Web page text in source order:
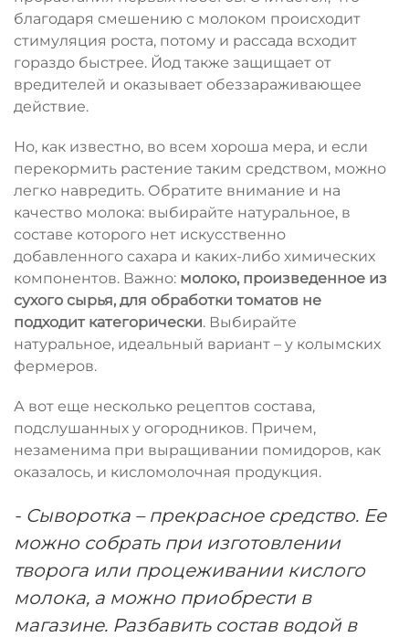
благодаря смешению с молоком происходит
стимуляция роста, потому и рассада всходит
гораздо быстрее. Йод также защищает от
вредителей и оказывает обеззараживающее
действие.
Но, как известно, во всем хороша мера, и если
перекормить растение таким средством, можно
легко навредить. Обратите внимание и на
качество молока: выбирайте натуральное, в
составе которого нет искусственно
добавленного сахара и каких-либо химических
компонентов. Важно: молоко, произведенное из
сухого сырья, для обработки томатов не
подходит категорически. Выбирайте
натуральное, идеальный вариант – у колымских
фермеров.
А вот еще несколько рецептов состава,
подслушанных у огородников. Причем,
незаменима при выращивании помидоров, как
оказалось, и кисломолочная продукция.
- Сыворотка – прекрасное средство. Ее
можно собрать при изготовлении
творога или процеживании кислого
молока, а можно приобрести в
магазине. Разбавить состав водой в